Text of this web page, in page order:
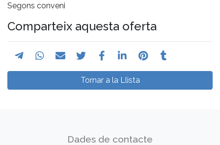
Segons conveni
Comparteix aquesta oferta
Tornar a la Llista
Dades de contacte